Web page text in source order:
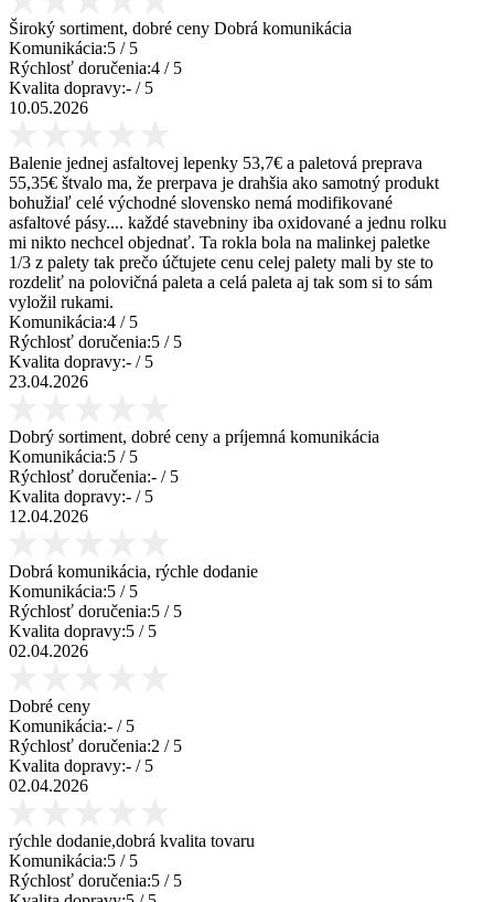
Široký sortiment, dobré ceny Dobrá komunikácia
Komunikácia:5 / 5
Rýchlosť doručenia:4 / 5
Kvalita dopravy:- / 5
10.05.2026
Balenie jednej asfaltovej lepenky 53,7€ a paletová preprava
55,35€ štvalo ma, že prerpava je drahšia ako samotný produkt
bohužiaľ celé východné slovensko nemá modifikované
asfaltové pásy.... každé stavebniny iba oxidované a jednu rolku
mi nikto nechcel objednať. Ta rokla bola na malinkej paletke
1/3 z palety tak prečo účtujete cenu celej palety mali by ste to
rozdeliť na polovičná paleta a celá paleta aj tak som si to sám
vyložil rukami.
Komunikácia:4 / 5
Rýchlosť doručenia:5 / 5
Kvalita dopravy:- / 5
23.04.2026
Dobrý sortiment, dobré ceny a príjemná komunikácia
Komunikácia:5 / 5
Rýchlosť doručenia:- / 5
Kvalita dopravy:- / 5
12.04.2026
Dobrá komunikácia, rýchle dodanie
Komunikácia:5 / 5
Rýchlosť doručenia:5 / 5
Kvalita dopravy:5 / 5
02.04.2026
Dobré ceny
Komunikácia:- / 5
Rýchlosť doručenia:2 / 5
Kvalita dopravy:- / 5
02.04.2026
rýchle dodanie,dobrá kvalita tovaru
Komunikácia:5 / 5
Rýchlosť doručenia:5 / 5